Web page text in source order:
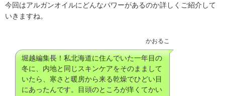
今回はアルガンオイルにどんなパワーがあるのか詳しくご紹介して
いきますね。
かおるこ
堀越編集長！私北海道に住んでいた一年目の
冬に、内地と同じスキンケアをそのままして
いたら、寒さと暖房から来る乾燥でひどい目
にあったんです。目頭のところが痒くてかい